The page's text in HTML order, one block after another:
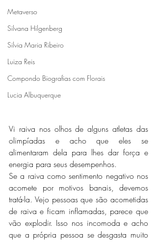
Metaverso
Silvana Hilgenberg
Silvia Maria Ribeiro
Luiza Reis
Compondo Biografias com Florais
Lucia Albuquerque
Vi raiva nos olhos de alguns atletas das
olimpíadas e acho que eles se
alimentaram dela para lhes dar força e
energia para seus desempenhos.
Se a raiva como sentimento negativo nos
acomete por motivos banais, devemos
tratá-la. Vejo pessoas que são acometidas
de raiva e ficam inflamadas, parece que
vão explodir. Isso nos incomoda e acho
que a própria pessoa se desgasta muito